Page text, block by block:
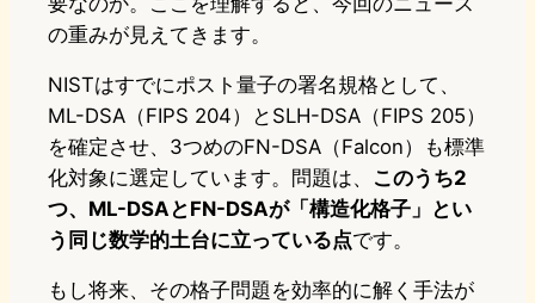
の重みが見えてきます。
NISTはすでにポスト量子の署名規格として、
ML-DSA（FIPS 204）とSLH-DSA（FIPS 205）
を確定させ、3つめのFN-DSA（Falcon）も標準
化対象に選定しています。問題は、 このうち2
つ、ML-DSAとFN-DSAが「構造化格子」とい
う同じ数学的土台に立っている点です。
もし将来、その格子問題を効率的に解く手法が